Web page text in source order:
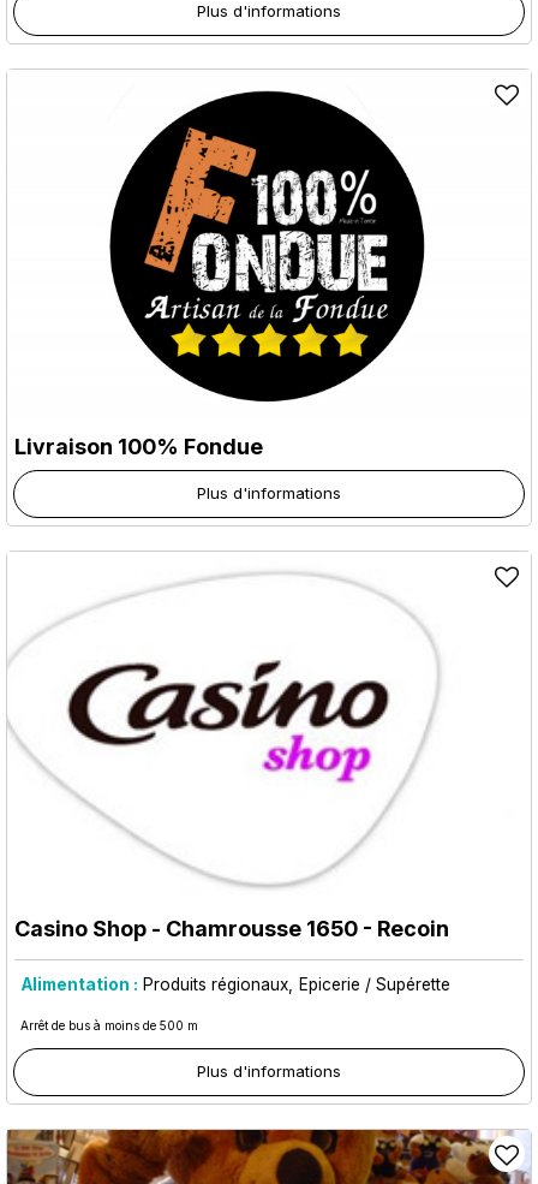
Plus d'informations
Livraison 100% Fondue
Plus d'informations
Casino Shop - Chamrousse 1650 - Recoin
Alimentation : Produits régionaux Epicerie / Supérette
Arrêt de bus à moins de 500 m
Plus d'informations